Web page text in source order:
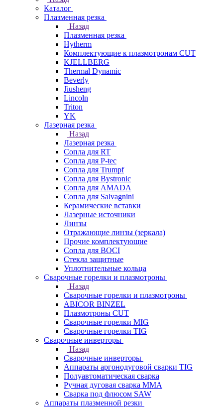
Каталог
Плазменная резка
Назад
Плазменная резка
Hytherm
Комплектующие к плазмотронам CUT
KJELLBERG
Thermal Dynamic
Beverly
Jiusheng
Lincoln
Triton
YK
Лазерная резка
Назад
Лазерная резка
Сопла для RT
Сопла для P-tec
Сопла для Trumpf
Сопла для Bystronic
Сопла для AMADA
Сопла для Salvagnini
Керамические вставки
Лазерные источники
Линзы
Отражающие линзы (зеркала)
Прочие комплектующие
Сопла для BOCI
Стекла защитные
Уплотнительные кольца
Сварочные горелки и плазмотроны
Назад
Сварочные горелки и плазмотроны
ABICOR BINZEL
Плазмотроны CUT
Сварочные горелки MIG
Сварочные горелки TIG
Сварочные инверторы
Назад
Сварочные инверторы
Аппараты аргонодуговой сварки TIG
Полуавтоматическая сварка
Ручная дуговая сварка MMA
Сварка под флюсом SAW
Аппараты плазменной резки